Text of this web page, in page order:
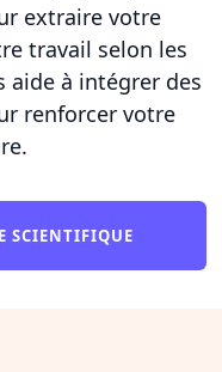
extraire votre
travail selon les
aide à intégrer des
renforcer votre
SCIENTIFIQUE